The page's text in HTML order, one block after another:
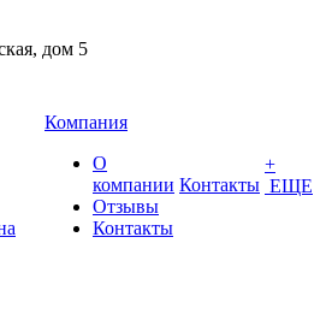
дом 5
Компания
О
компании
Отзывы
Контакты
Контакты
+
ЕЩЕ